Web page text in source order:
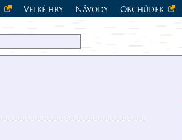
Velké hry Návody Obchůdek